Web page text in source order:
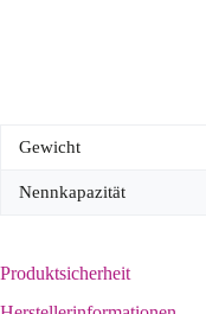
Gewicht
Nennkapazität
Produktsicherheit